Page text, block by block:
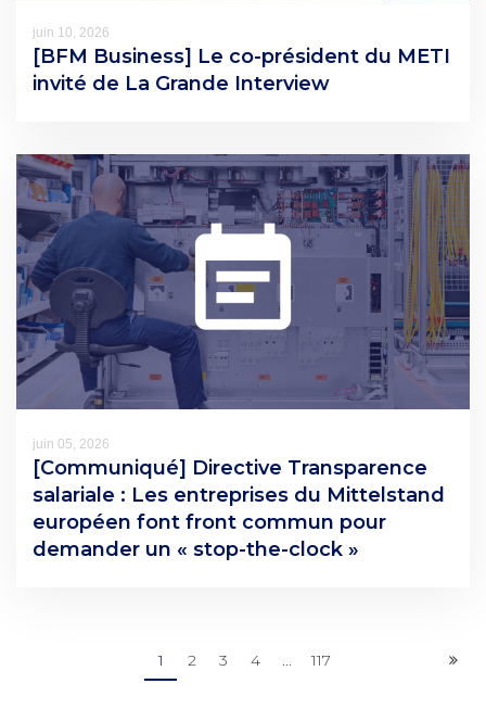
juin 10, 2026
[BFM Business] Le co-président du METI
invité de La Grande Interview
juin 05, 2026
[Communiqué] Directive Transparence
salariale : Les entreprises du Mittelstand
européen font front commun pour
demander un « stop-the-clock »
1 2 3 4 ... 117